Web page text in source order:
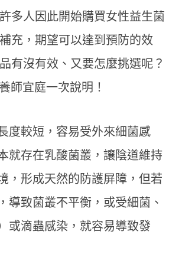
許多人因此開始購買女性益生菌
充，期望可以達到預防的效
有沒有效、又要怎麼挑選呢？
師宜庭一次說明！
度較短，容易受外來細菌感
就存在乳酸菌叢，讓陰道維持
，形成天然的防護屏障，但若
導致菌叢不平衡，或受細菌、
或滴蟲感染，就容易導致發